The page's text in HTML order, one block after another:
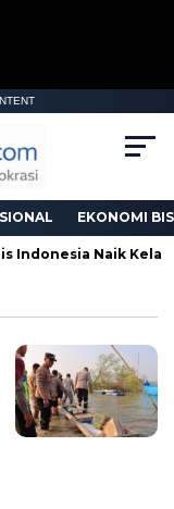
EKONOMI
Indonesia Naik Kelas